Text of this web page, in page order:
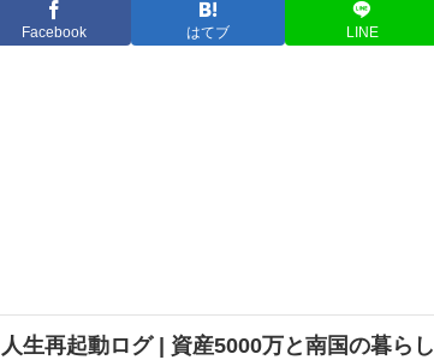
Facebook はてブ LINE
人生再起動ログ | 資産5000万と南国の暮らし